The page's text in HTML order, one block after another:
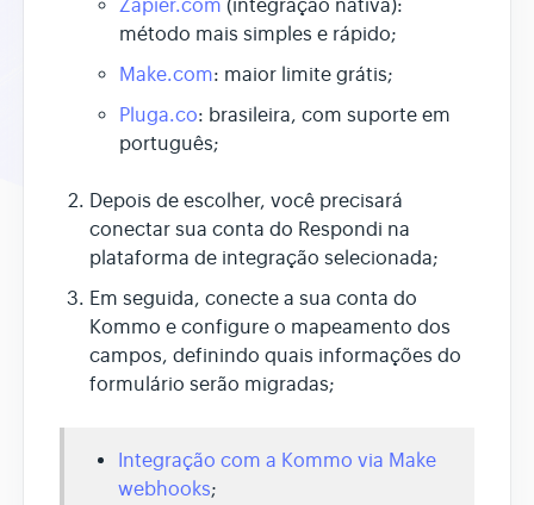
Zapier.com (integração nativa):
método mais simples e rápido;
Make.com: maior limite grátis;
Pluga.co: brasileira, com suporte em
português;
Depois de escolher, você precisará
conectar sua conta do Respondi na
plataforma de integração selecionada;
Em seguida, conecte a sua conta do
Kommo e configure o mapeamento dos
campos, definindo quais informações do
formulário serão migradas;
Integração com a Kommo via Make
webhooks;